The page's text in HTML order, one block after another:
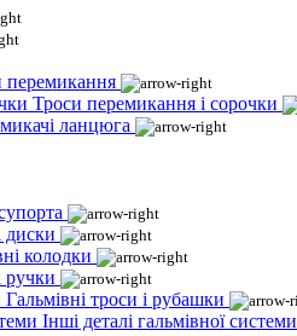
перемикання
Троси перемикання і сорочки
ланцюга
диски
колодки
ручки
Гальмівні троси і рубашки
Інші деталі гальмівної системи